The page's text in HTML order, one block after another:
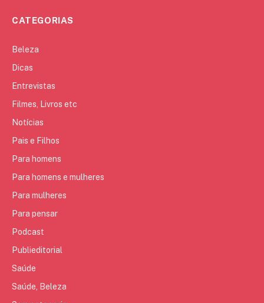
CATEGORIAS
Beleza
Dicas
Entrevistas
Filmes, Livros etc
Notícias
Pais e Filhos
Para homens
Para homens e mulheres
Para mulheres
Para pensar
Podcast
Publieditorial
Saúde
Saúde, Beleza